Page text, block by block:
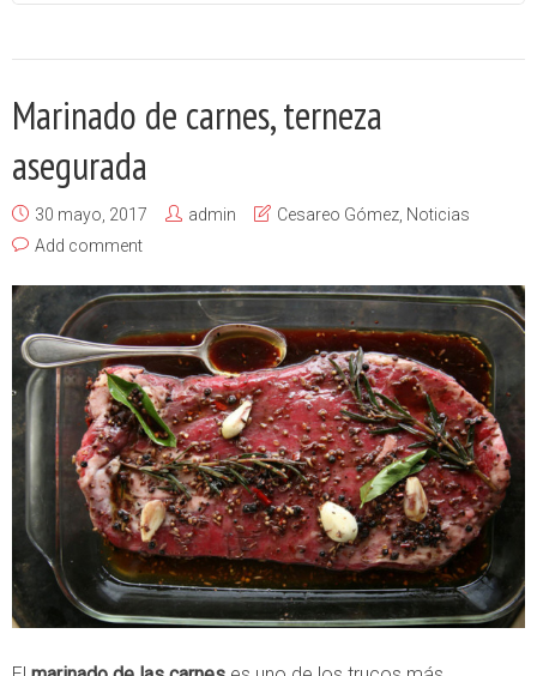
Marinado de carnes, terneza
asegurada
30 mayo, 2017 admin Cesareo Gómez Noticias
Add comment